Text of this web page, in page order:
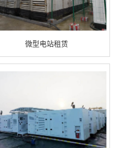
微型电站租赁